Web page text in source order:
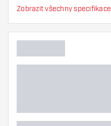
Hlavní barva
Zobrazit všechny specifikace